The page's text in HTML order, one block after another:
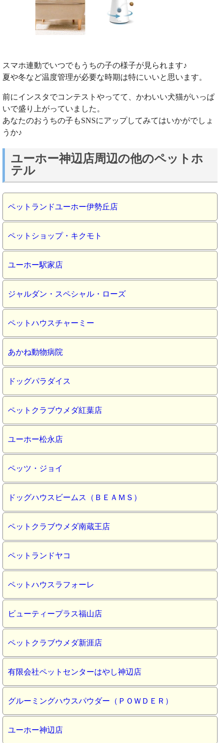
スマホ連動でいつでもうちの子の様子が見られます♪
夏や冬など温度管理が必要な時期は特にいいと思います。
前にインスタでコンテストやってて、かわいい犬猫がいっぱ
いで盛り上がっていました。
あなたのおうちの子もSNSにアップしてみてはいかがでしょ
うか♪
ユーホー神辺店周辺の他のペットホ
テル
ペットランドユーホー伊勢丘店
ペットショップ・キクモト
ユーホー駅家店
ジャルダン・スペシャル・ローズ
ペットハウスチャーミー
あかね動物病院
ドッグパラダイス
ペットクラブウメダ紅葉店
ユーホー松永店
ペッツ・ジョイ
ドッグハウスビームス（ＢＥＡＭＳ）
ペットクラブウメダ南蔵王店
ペットランドヤコ
ペットハウスラフォーレ
ビューティープラス福山店
ペットクラブウメダ新涯店
有限会社ペットセンターはやし神辺店
グルーミングハウスパウダー（ＰＯＷＤＥＲ）
ユーホー神辺店